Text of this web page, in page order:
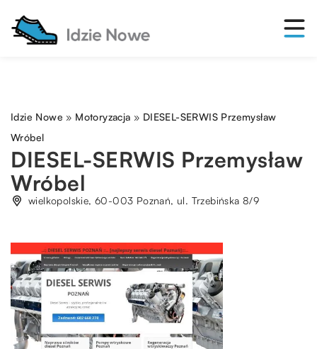
Idzie Nowe » Motoryzacja » DIESEL-SERWIS Przemysław
Wróbel
DIESEL-SERWIS Przemysław
Wróbel
wielkopolskie, 60-003 Poznań, ul. Trzebińska 8/9